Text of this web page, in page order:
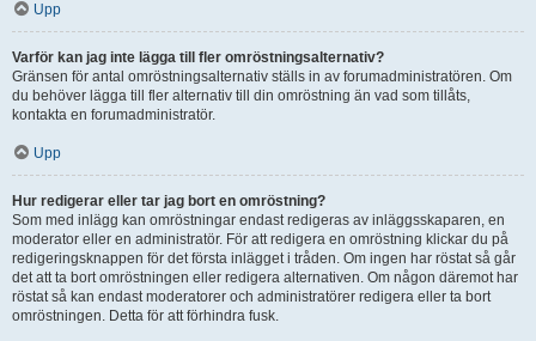
Upp
Varför kan jag inte lägga till fler omröstningsalternativ?
Gränsen för antal omröstningsalternativ ställs in av forumadministratören. Om
du behöver lägga till fler alternativ till din omröstning än vad som tillåts,
kontakta en forumadministratör.
Upp
Hur redigerar eller tar jag bort en omröstning?
Som med inlägg kan omröstningar endast redigeras av inläggsskaparen, en
moderator eller en administratör. För att redigera en omröstning klickar du på
redigeringsknappen för det första inlägget i tråden. Om ingen har röstat så går
det att ta bort omröstningen eller redigera alternativen. Om någon däremot har
röstat så kan endast moderatorer och administratörer redigera eller ta bort
omröstningen. Detta för att förhindra fusk.